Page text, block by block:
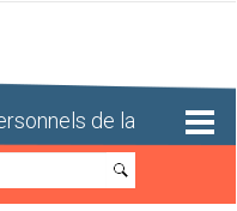
de la
Recherche